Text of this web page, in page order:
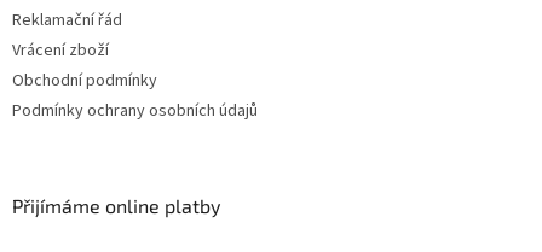
Reklamační řád
Vrácení zboží
Obchodní podmínky
Podmínky ochrany osobních údajů
Přijímáme online platby